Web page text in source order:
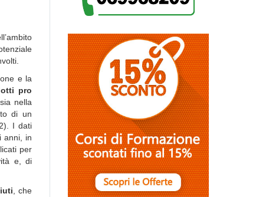
e la
pro
nella
di un
I dati
anni, in
per
e, di
, che